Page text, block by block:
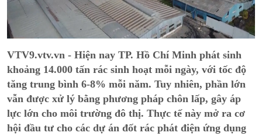
VTV9.vtv.vn - Hiện nay TP. Hồ Chí Minh phát sinh
khoảng 14.000 tấn rác sinh hoạt mỗi ngày, với tốc độ
tăng trung bình 6-8% mỗi năm. Tuy nhiên, phần lớn
vẫn được xử lý bằng phương pháp chôn lấp, gây áp
lực lớn cho môi trường đô thị. Thực tế này mở ra cơ
hội đầu tư cho các dự án đốt rác phát điện ứng dụng